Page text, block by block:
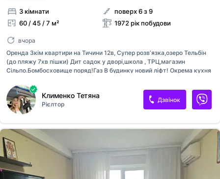
3 кімнати
60 / 45 / 7 м²
поверх 6 з 9
1972 рік побудови
вчора
Оренда 3кім квартири на Тичини 12в, Супер розвʼязка,озеро Тельбін
(до пляжу 7хв пішки) Дит садок у дворі,школа , ТРЦ,магазин
Сільпо.Бомбосховище поряд!Газ В будинку новий ліфт! Окрема кухня
зима
Клименко Тетяна
Рієлтор
Дзвінок